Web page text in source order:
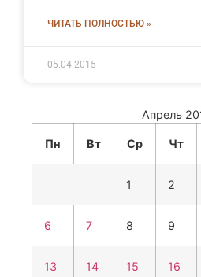
ЧИТАТЬ ПОЛНОСТЬЮ »
05.04.2015
Апрель
Пн Вт Ср Чт
1 2
6 7 8 9
13 14 15 16